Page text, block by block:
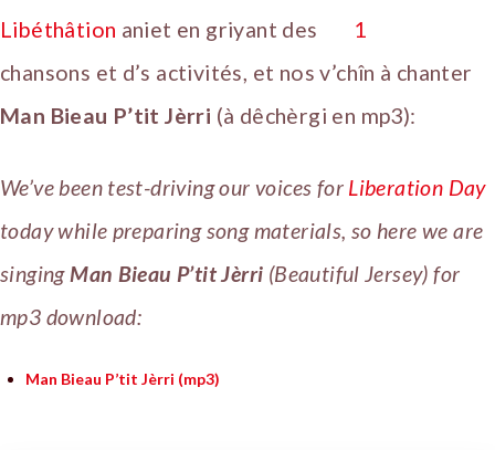
Libéthâtion aniet en griyant des
chansons et d’s activités, et nos v’chîn à chanter
Man Bieau P’tit Jèrri (à dêchèrgi en mp3):
We’ve been test-driving our voices for Liberation Day
today while preparing song materials, so here we are
singing Man Bieau P’tit Jèrri (Beautiful Jersey) for
mp3 download:
Man Bieau P’tit Jèrri (mp3)